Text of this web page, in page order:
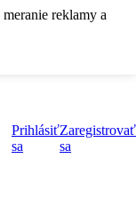
reklamy a
Prihlásiť
sa
Zaregistrovať
sa